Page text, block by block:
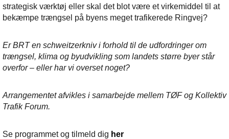
strategisk værktøj eller skal det blot være et virkemiddel til at
bekæmpe trængsel på byens meget trafikerede Ringvej?
Er BRT en schweitzerkniv i forhold til de udfordringer om
trængsel, klima og byudvikling som landets større byer står
overfor – eller har vi overset noget?
Arrangementet afvikles i samarbejde mellem TØF og Kollektiv
Trafik Forum.
Se programmet og tilmeld dig her